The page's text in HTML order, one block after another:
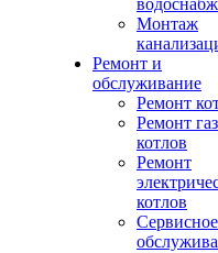
Монтаж
Ремонт и
обслуживание
Ремонт
Ремонт
котлов
Ремонт
котлов
Сервисное